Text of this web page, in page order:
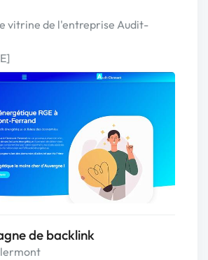
vitrine de l'entreprise Audit-
de backlink